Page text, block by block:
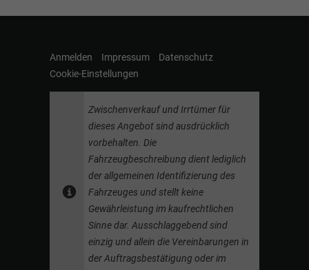
Anmelden Impressum
Datenschutz
Cookie-Einstellungen
Zwischenverkauf und Irrtümer für
dieses Angebot sind ausdrücklich
vorbehalten. Die
Fahrzeugbeschreibung dient lediglich
der allgemeinen Identifizierung des
Fahrzeuges und stellt keine
Gewährleistung im kaufrechtlichen
Sinne dar. Ausschlaggebend sind
einzig und allein die Vereinbarungen in
der Auftragsbestätigung oder im